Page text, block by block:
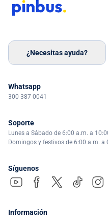
¿Necesitas ayuda?
Whatsapp
300 387 0041
Soporte
Lunes a Sábado de 6:00 a.m. a
Domingos y festivos de 6:00 a.m. a
Síguenos
Información